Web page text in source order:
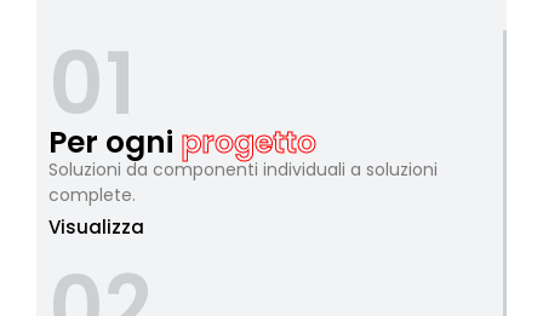
01
Per ogni progetto
Soluzioni da componenti individuali a soluzioni
complete.
Visualizza